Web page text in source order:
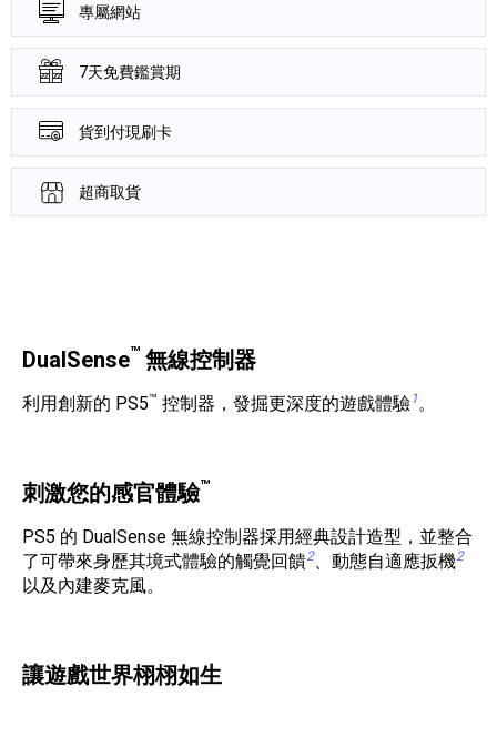
專屬網站
7天免費鑑賞期
貨到付現刷卡
超商取貨
DualSense™ 無線控制器
利用創新的 PS5™ 控制器，發掘更深度的遊戲體驗1。
刺激您的感官體驗™
PS5 的 DualSense 無線控制器採用經典設計造型，並整合
了可帶來身歷其境式體驗的觸覺回饋2、動態自適應扳機2
以及內建麥克風。
讓遊戲世界栩栩如生